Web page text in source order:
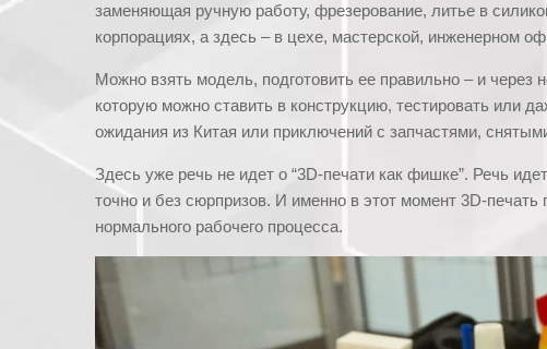
заменяющая ручную работу, фрезерование, литье в
корпорациях, а здесь – в цехе, мастерской, инженерном
Можно взять модель, подготовить ее правильно – и через
которую можно ставить в конструкцию, тестировать или
ожидания из Китая или приключений с запчастями,
Здесь уже речь не идет о “3D-печати как фишке”. Речь
точно и без сюрпризов. И именно в этот момент 3D-
нормального рабочего процесса.